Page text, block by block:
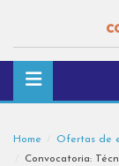
Home Ofertas de
Convocatoria: